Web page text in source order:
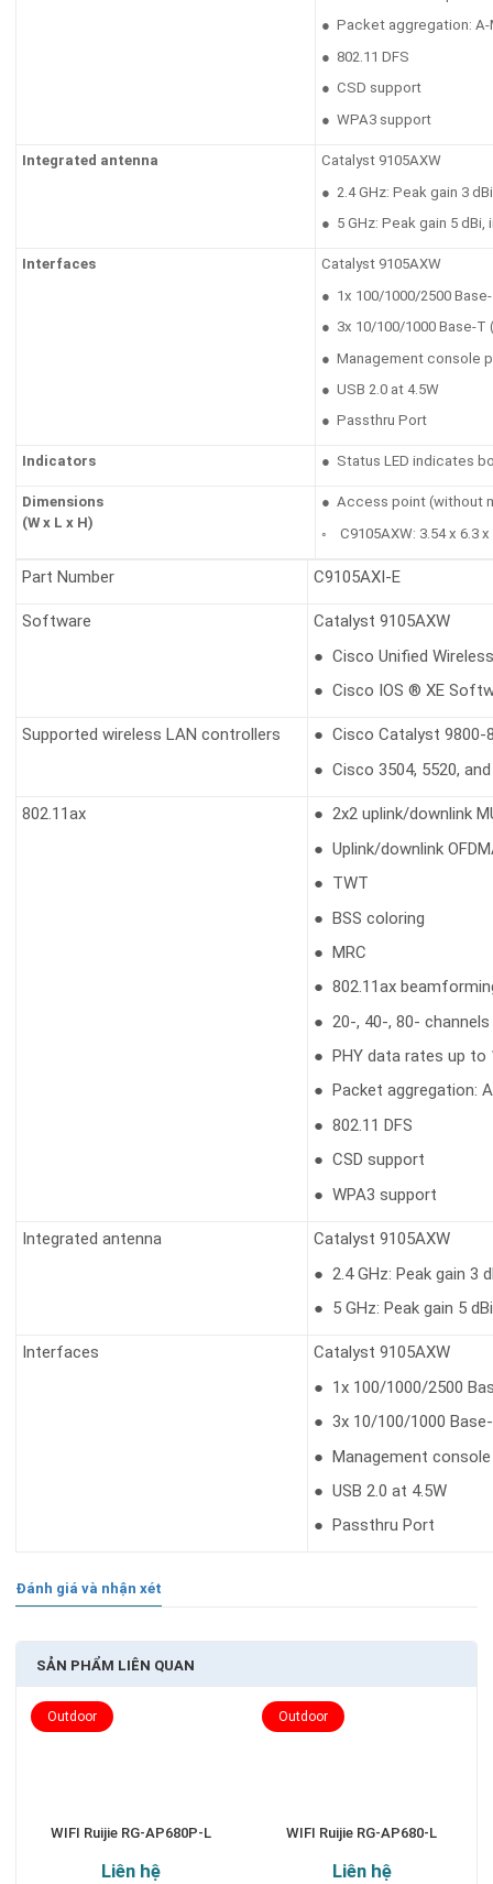
● Packet aggregation: A-
● 802.11 DFS
● CSD support
● WPA3 support
Integrated antenna
Catalyst 9105AXW
● 2.4 GHz: Peak gain 3
● 5 GHz: Peak gain 5 dBi,
Interfaces
Catalyst 9105AXW
● 1x 100/1000/2500
● 3x 10/100/1000 Base-T
● Management console
● USB 2.0 at 4.5W
● Passthru Port
Indicators ● Status LED indicates
Dimensions
(W x L x H)
● Access point (without
◦ C9105AXW: 3.54 x 6.3 x
Part Number C9105AXI-E
Software
Catalyst 9105AXW
● Cisco Unified
● Cisco IOS ® XE
Supported wireless LAN controllers
● Cisco Catalyst 9800-
● Cisco 3504, 5520,
802.11ax
● 2x2 uplink/downlink
● Uplink/downlink
● TWT
● BSS coloring
● MRC
● 802.11ax
● 20-, 40-, 80- channels
● PHY data rates up to
● Packet aggregation:
● 802.11 DFS
● CSD support
● WPA3 support
Integrated antenna
Catalyst 9105AXW
● 2.4 GHz: Peak gain 3
● 5 GHz: Peak gain 5
Interfaces
Catalyst 9105AXW
● 1x 100/1000/2500
● 3x 10/100/1000
● Management
● USB 2.0 at 4.5W
● Passthru Port
Đánh giá và nhận xét
SẢN PHẨM LIÊN QUAN
WIFI Ruijie RG-AP680P-L
Liên hệ
Outdoor
WIFI Ruijie RG-AP680-L
Liên hệ
Outdoor